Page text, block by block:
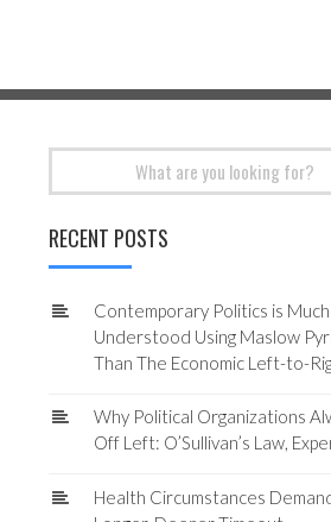
RECENT POSTS
Contemporary Politics is
Understood Using Maslow
Than The Economic Left-to-
Why Political Organizations
Off Left: O’Sullivan’s Law,
Health Circumstances